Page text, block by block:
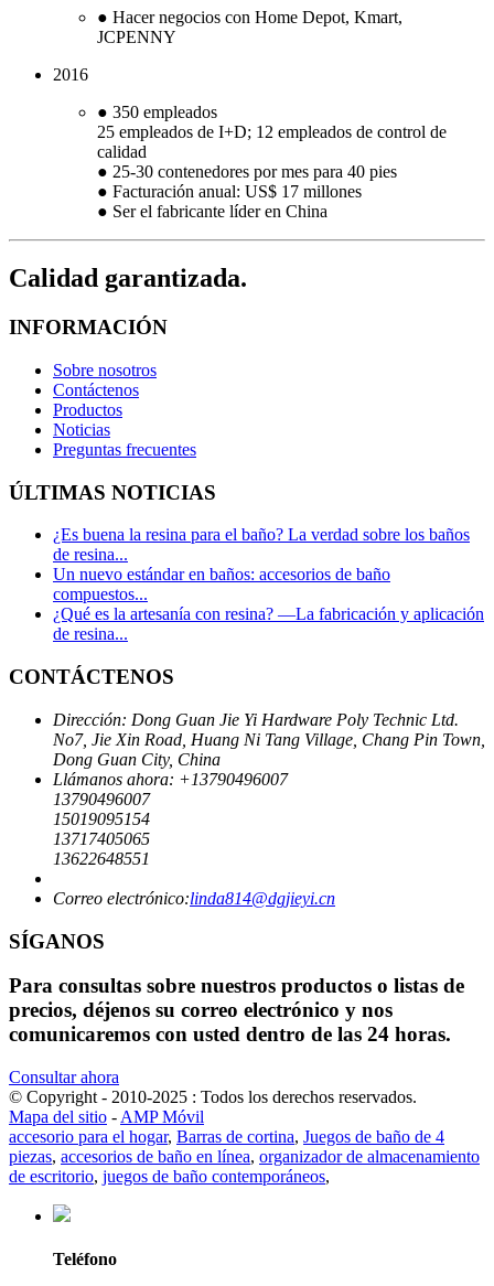
● Hacer negocios con Home Depot, Kmart,
JCPENNY
2016
● 350 empleados
25 empleados de I+D; 12 empleados de control de
calidad
● 25-30 contenedores por mes para 40 pies
● Facturación anual: US$ 17 millones
● Ser el fabricante líder en China
Calidad garantizada.
INFORMACIÓN
Sobre nosotros
Contáctenos
Productos
Noticias
Preguntas frecuentes
ÚLTIMAS NOTICIAS
¿Es buena la resina para el baño? La verdad sobre los baños
de resina...
Un nuevo estándar en baños: accesorios de baño
compuestos...
¿Qué es la artesanía con resina? —La fabricación y aplicación
de resina...
CONTÁCTENOS
Dirección: Dong Guan Jie Yi Hardware Poly Technic Ltd.
No7, Jie Xin Road, Huang Ni Tang Village, Chang Pin Town,
Dong Guan City, China
Llámanos ahora: +13790496007
13790496007
15019095154
13717405065
13622648551
Correo electrónico:linda814@dgjieyi.cn
SÍGANOS
Para consultas sobre nuestros productos o listas de
precios, déjenos su correo electrónico y nos
comunicaremos con usted dentro de las 24 horas.
Consultar ahora
© Copyright - 2010-2025 : Todos los derechos reservados.
Mapa del sitio - AMP Móvil
accesorio para el hogar, Barras de cortina, Juegos de baño de 4
piezas, accesorios de baño en línea, organizador de almacenamiento
de escritorio, juegos de baño contemporáneos,
Teléfono